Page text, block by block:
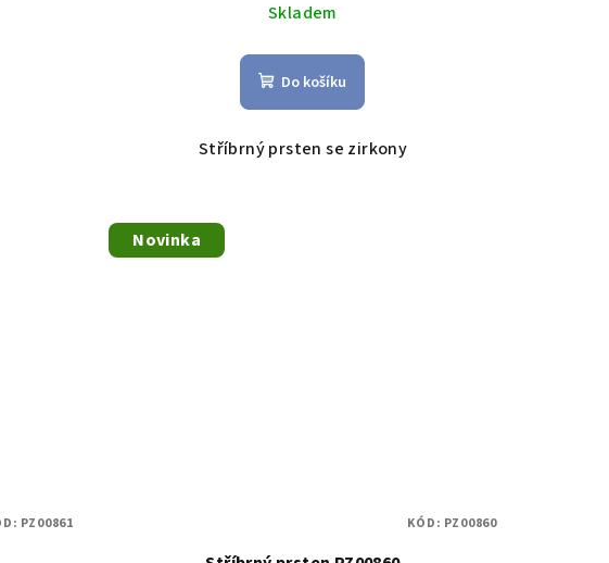
Skladem
Do košíku
Stříbrný prsten se zirkony
PZ00861
Novinka
KÓD: PZ00860